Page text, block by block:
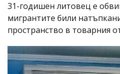
31-годишен литовец е
мигрантите били
пространство в товарния